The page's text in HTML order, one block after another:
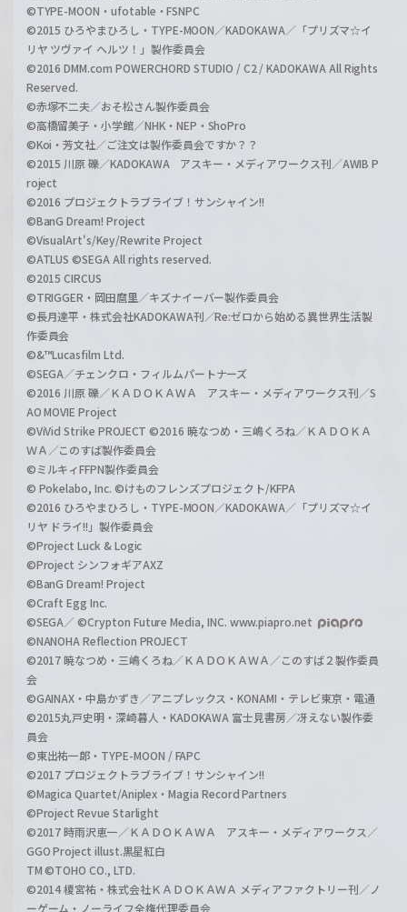
©TYPE-MOON・ufotable・FSNPC
©2015 ひろやまひろし・TYPE-MOON／KADOKAWA／「プリズマ☆イ
リヤ ツヴァイ ヘルツ！」製作委員会
©2016 DMM.com POWERCHORD STUDIO / C2 / KADOKAWA All Rights
Reserved.
©赤塚不二夫／おそ松さん製作委員会
©高橋留美子・小学館／NHK・NEP・ShoPro
©Koi・芳文社／ご注文は製作委員会ですか？？
©2015 川原 礫／KADOKAWA アスキー・メディアワークス刊／AWIB P
roject
©2016 プロジェクトラブライブ！サンシャイン!!
©BanG Dream! Project
©VisualArt's/Key/Rewrite Project
©ATLUS ©SEGA All rights reserved.
©2015 CIRCUS
©TRIGGER・岡田麿里／キズナイーバー製作委員会
©長月達平・株式会社KADOKAWA刊／Re:ゼロから始める異世界生活製
作委員会
©&™Lucasfilm Ltd.
©SEGA／チェンクロ・フィルムパートナーズ
©2016 川原 礫／ＫＡＤＯＫＡＷＡ アスキー・メディアワークス刊／S
AO MOVIE Project
©ViVid Strike PROJECT ©2016 暁なつめ・三嶋くろね／ＫＡＤＯＫＡ
ＷＡ／このすば製作委員会
©ミルキィFFPN製作委員会
© Pokelabo, Inc. ©けものフレンズプロジェクト/KFPA
©2016 ひろやまひろし・TYPE-MOON／KADOKAWA／「プリズマ☆イ
リヤ ドライ!!」製作委員会
©Project Luck & Logic
©Project シンフォギアAXZ
©BanG Dream! Project
©Craft Egg Inc.
©SEGA／ ©Crypton Future Media, INC. www.piapro.net
©NANOHA Reflection PROJECT
©2017 暁なつめ・三嶋くろね／ＫＡＤＯＫＡＷＡ／このすば２製作委員
会
©GAINAX・中島かずき／アニプレックス・KONAMI・テレビ東京・電通
©2015丸戸史明・深崎暮人・KADOKAWA 富士見書房／冴えない製作委
員会
©東出祐一郎・TYPE-MOON / FAPC
©2017 プロジェクトラブライブ！サンシャイン!!
©Magica Quartet/Aniplex・Magia Record Partners
©Project Revue Starlight
©2017 時雨沢恵一／ＫＡＤＯＫＡＷＡ アスキー・メディアワークス／
GGO Project illust.黒星紅白
TM ©TOHO CO., LTD.
©2014 榎宮祐・株式会社ＫＡＤＯＫＡＷＡ メディアファクトリー刊／ノ
ーゲーム・ノーライフ全権代理委員会